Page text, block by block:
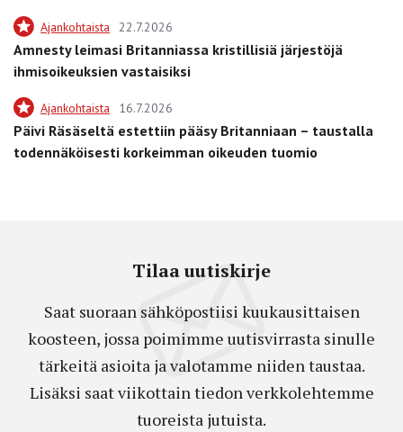
Ajankohtaista 22.7.2026
Amnesty leimasi Britanniassa kristillisiä järjestöjä
ihmisoikeuksien vastaisiksi
Ajankohtaista 16.7.2026
Päivi Räsäseltä estettiin pääsy Britanniaan – taustalla
todennäköisesti korkeimman oikeuden tuomio
Tilaa uutiskirje
Saat suoraan sähköpostiisi kuukausittaisen
koosteen, jossa poimimme uutisvirrasta sinulle
tärkeitä asioita ja valotamme niiden taustaa.
Lisäksi saat viikottain tiedon verkkolehtemme
tuoreista jutuista.